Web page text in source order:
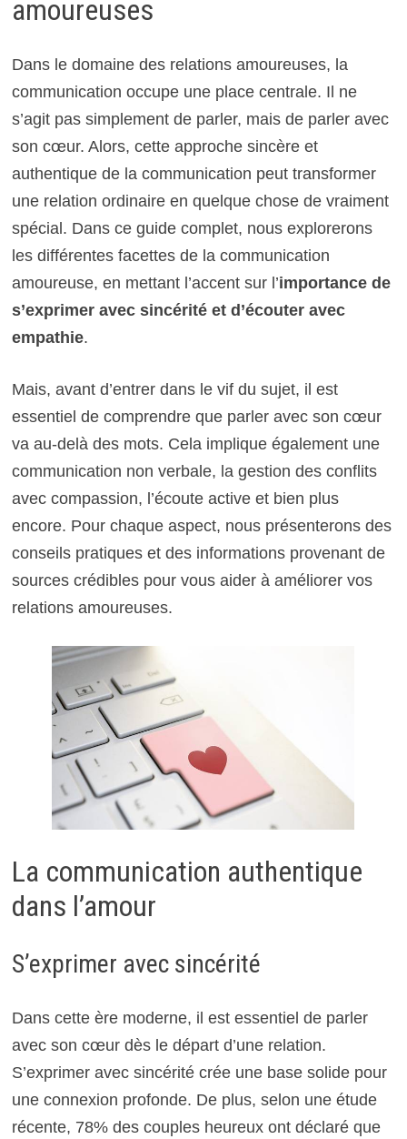
amoureuses
Dans le domaine des relations amoureuses, la
communication occupe une place centrale. Il ne
s’agit pas simplement de parler, mais de parler avec
son cœur. Alors, cette approche sincère et
authentique de la communication peut transformer
une relation ordinaire en quelque chose de vraiment
spécial. Dans ce guide complet, nous explorerons
les différentes facettes de la communication
amoureuse, en mettant l’accent sur l’importance de
s’exprimer avec sincérité et d’écouter avec
empathie.
Mais, avant d’entrer dans le vif du sujet, il est
essentiel de comprendre que parler avec son cœur
va au-delà des mots. Cela implique également une
communication non verbale, la gestion des conflits
avec compassion, l’écoute active et bien plus
encore. Pour chaque aspect, nous présenterons des
conseils pratiques et des informations provenant de
sources crédibles pour vous aider à améliorer vos
relations amoureuses.
La communication authentique
dans l’amour
S’exprimer avec sincérité
Dans cette ère moderne, il est essentiel de parler
avec son cœur dès le départ d’une relation.
S’exprimer avec sincérité crée une base solide pour
une connexion profonde. De plus, selon une étude
récente, 78% des couples heureux ont déclaré que